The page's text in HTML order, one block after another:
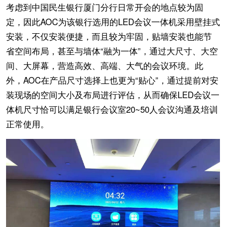
考虑到中国民生银行厦门分行日常开会的地点较为固
定，因此AOC为该银行选用的LED会议一体机采用壁挂式
安装，不仅安装便捷，而且较为牢固，贴墙安装也能节
省空间布局，甚至与墙体“融为一体”，通过大尺寸、大空
间、大屏幕，营造高效、高端、大气的会议环境。此
外，AOC在产品尺寸选择上也更为“贴心”，通过提前对安
装现场的空间大小及布局进行评估，从而确保LED会议一
体机尺寸恰可以满足银行会议室20~50人会议沟通及培训
正常使用。